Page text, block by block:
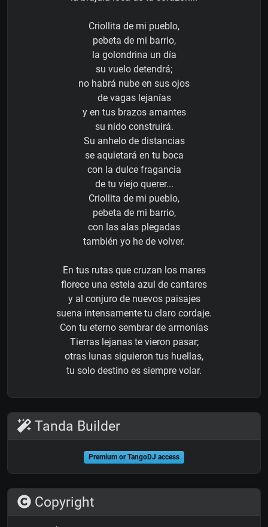
Criollita de mi pueblo,
pebeta de mi barrio,
la golondrina un día
su vuelo detendrá;
no habrá nube en sus ojos
de vagas lejanías
y en tus brazos amantes
su nido construirá.
Su anhelo de distancias
se aquietará en tu boca
con la dulce fragancia
de tu viejo querer...
Criollita de mi pueblo,
pebeta de mi barrio,
con las alas plegadas
también yo he de volver.
En tus rutas que cruzan los mares
florece una estela azul de cantares
y al conjuro de nuevos paisajes
suena intensamente tu claro cordaje.
Con tu eterno sembrar de armonías
Tierras lejanas te vieron pasar;
otras lunas siguieron tus huellas,
tu solo destino es siempre volar.
Tanda Builder
Premium or TangoDJ access
Copyright